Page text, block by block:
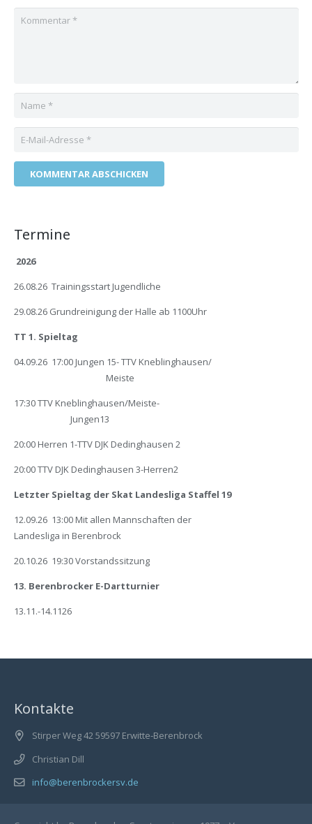
KOMMENTAR ABSCHICKEN
Termine
2026
26.08.26 Trainingsstart Jugendliche
29.08.26 Grundreinigung der Halle ab 1100Uhr
TT 1. Spieltag
04.09.26 17:00 Jungen 15- TTV Kneblinghausen/
Meiste
17:30 TTV Kneblinghausen/Meiste-
Jungen13
20:00 Herren 1-TTV DJK Dedinghausen 2
20:00 TTV DJK Dedinghausen 3-Herren2
Letzter Spieltag der Skat Landesliga Staffel 19
12.09.26 13:00 Mit allen Mannschaften der
Landesliga in Berenbrock
20.10.26 19:30 Vorstandssitzung
13. Berenbrocker E-Dartturnier
13.11.-14.1126
Kontakte
Stirper Weg 42 59597 Erwitte-Berenbrock
Christian Dill
info@berenbrockersv.de